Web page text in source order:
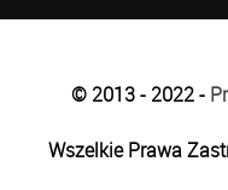
© 2013 - 2022 -
Wszelkie Prawa